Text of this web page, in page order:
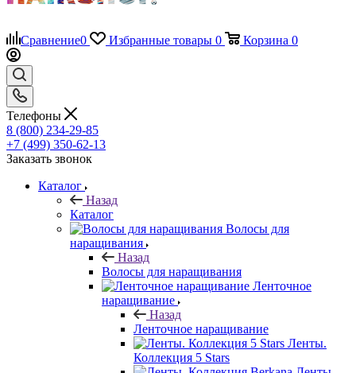
Сравнение0 Избранные товары 0 Корзина 0
Телефоны
8 (800) 234-29-85
+7 (499) 350-62-13
Заказать звонок
Каталог
Назад
Каталог
Волосы для
наращивания
Назад
Волосы для наращивания
Ленточное
наращивание
Назад
Ленточное наращивание
Ленты.
Коллекция 5 Stars